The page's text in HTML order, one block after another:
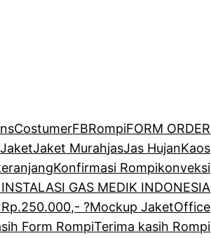
CostumerFBRompiFORM ORDER
JaketJaket MurahjasJas HujanKaos
Konfirmasi Rompikonveksi
GAS MEDIK INDONESIA
?Mockup JaketOffice
Form RompiTerima kasih Rompi